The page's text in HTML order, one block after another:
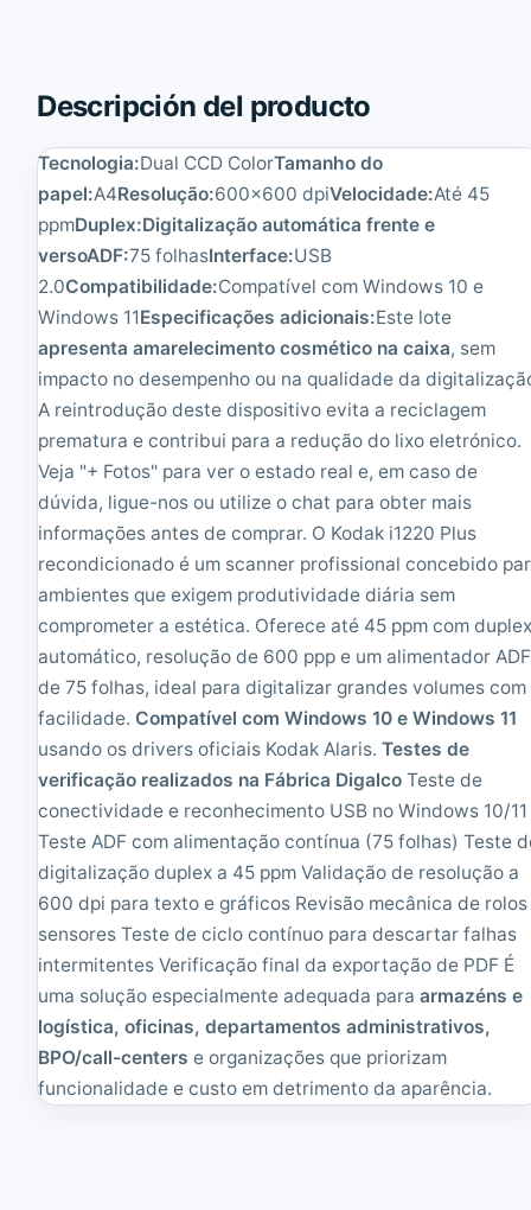
u
i
6
1
0
Z
L
-
m
e
c
a
b
e
R
e
c
n
d
c
i
o
n
a
d
o
1
2
0
+
|
e
c
o
d
i
c
o
n
a
d
o
Descripción del producto
Tecnologia:Dual CCD ColorTamanho do
papel:A4Resolução:600x600 dpiVelocidade:Até 45
ppmDuplex:Digitalização automática frente e
versoADF:75 folhasInterface:USB
2.0Compatibilidade:Compatível com Windows 10 e
Windows 11Especificações adicionais:Este lote
apresenta amarelecimento cosmético na caixa, sem
impacto no desempenho ou na qualidade da
A reintrodução deste dispositivo evita a reciclagem
prematura e contribui para a redução do lixo eletrónico.
Veja "+ Fotos" para ver o estado real e, em caso de
dúvida, ligue-nos ou utilize o chat para obter mais
informações antes de comprar. O Kodak i1220 Plus
recondicionado é um scanner profissional concebido
ambientes que exigem produtividade diária sem
comprometer a estética. Oferece até 45 ppm com
automático, resolução de 600 ppp e um alimentador ADF
de 75 folhas, ideal para digitalizar grandes volumes com
facilidade.Compatível com Windows 10 e Windows 11
usando os drivers oficiais Kodak Alaris.Testes de
verificação realizados na Fábrica Digalco Teste de
conectividade e reconhecimento USB no Windows 10/11
Teste ADF com alimentação contínua (75 folhas) Teste
digitalização duplex a 45 ppm Validação de resolução a
600 dpi para texto e gráficos Revisão mecânica de rolos
sensores Teste de ciclo contínuo para descartar falhas
intermitentes Verificação final da exportação de PDF É
uma solução especialmente adequada paraarmazéns e
logística, oficinas, departamentos administrativos,
BPO/call-centers e organizações que priorizam
funcionalidade e custo em detrimento da aparência.